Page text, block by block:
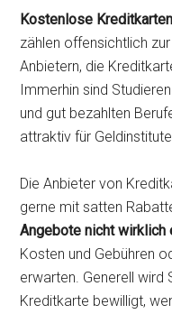
Kostenlose
zählen offensichtlich
Anbietern, die
Immerhin sind
und gut bezahlten
attraktiv für
Die Anbieter von
gerne mit satten
Angebote nicht
Kosten und Gebühren
erwarten. Generell wird
Kreditkarte bewilligt,